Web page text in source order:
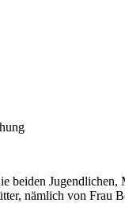
beiden
nämlich von Frau